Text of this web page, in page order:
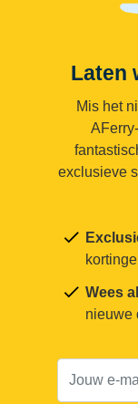
Laten
Mis het
exclusieve
Wees
nieuwe